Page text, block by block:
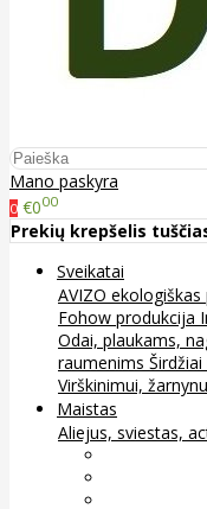
Mano paskyra
0 €000
Prekių krepšelis
Sveikatai
AVIZO
Fohow produkcija
Odai, plaukams,
raumenims
Virškinimui,
Maistas
Aliejus, sviestas,